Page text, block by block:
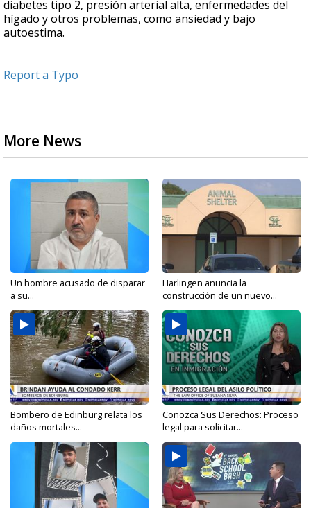
diabetes tipo 2, presión arterial alta, enfermedades del
hígado y otros problemas, como ansiedad y bajo
autoestima.
Report a Typo
More News
Un hombre acusado de disparar
a su...
Harlingen anuncia la
construcción de un nuevo...
Bombero de Edinburg relata los
daños mortales...
Conozca Sus Derechos: Proceso
legal para solicitar...